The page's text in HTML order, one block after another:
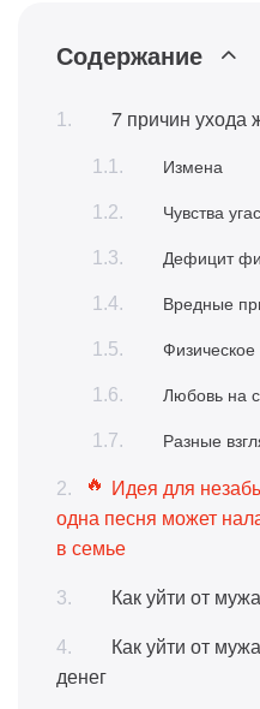
Содержание
7 причин ухода
Измена
Чувства
Дефицит
Вредные
Любовь на
Разные
Идея для
одна песня может
в семье
Как уйти от
Как уйти от
денег